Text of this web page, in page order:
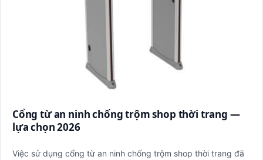
Cổng từ an ninh chống trộm shop thời trang —
lựa chọn 2026
Việc sử dụng cổng từ an ninh chống trộm shop thời trang đã